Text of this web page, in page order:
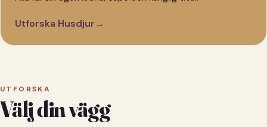
Utforska Husdjur→
UTFORSKA
Välj din vägg